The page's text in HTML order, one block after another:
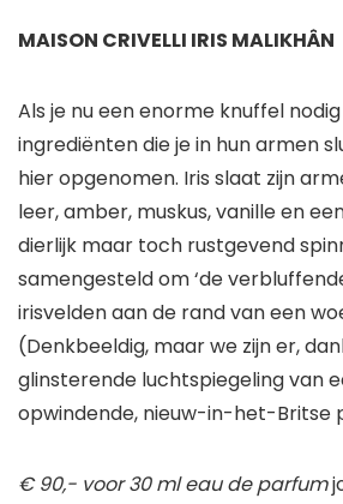
MAISON CRIVELLI IRIS MALIKHÂN
Als je nu een enorme knuffel
ingrediënten die je in hun armen
hier opgenomen. Iris slaat zijn
leer, amber, muskus, vanille en
dierlijk maar toch rustgevend
samengesteld om ‘de
irisvelden aan de rand van een
(Denkbeeldig, maar we zijn er,
glinsterende luchtspiegeling van
opwindende, nieuw-in-het-Britse
€ 90,- voor 30 ml eau de parfum